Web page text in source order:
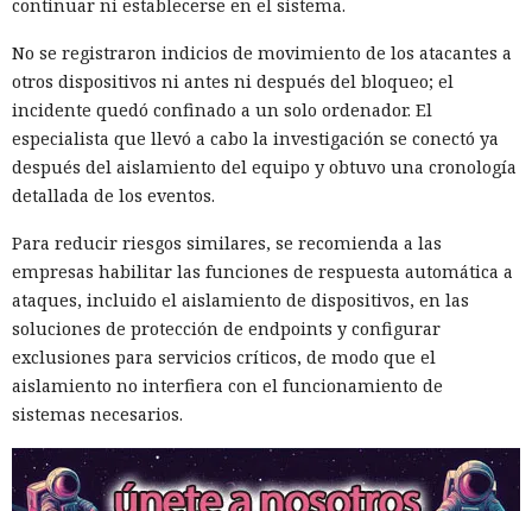
continuar ni establecerse en el sistema.
No se registraron indicios de movimiento de los atacantes a
otros dispositivos ni antes ni después del bloqueo; el
incidente quedó confinado a un solo ordenador. El
especialista que llevó a cabo la investigación se conectó ya
después del aislamiento del equipo y obtuvo una cronología
detallada de los eventos.
Para reducir riesgos similares, se recomienda a las
empresas habilitar las funciones de respuesta automática a
ataques, incluido el aislamiento de dispositivos, en las
soluciones de protección de endpoints y configurar
exclusiones para servicios críticos, de modo que el
aislamiento no interfiera con el funcionamiento de
sistemas necesarios.